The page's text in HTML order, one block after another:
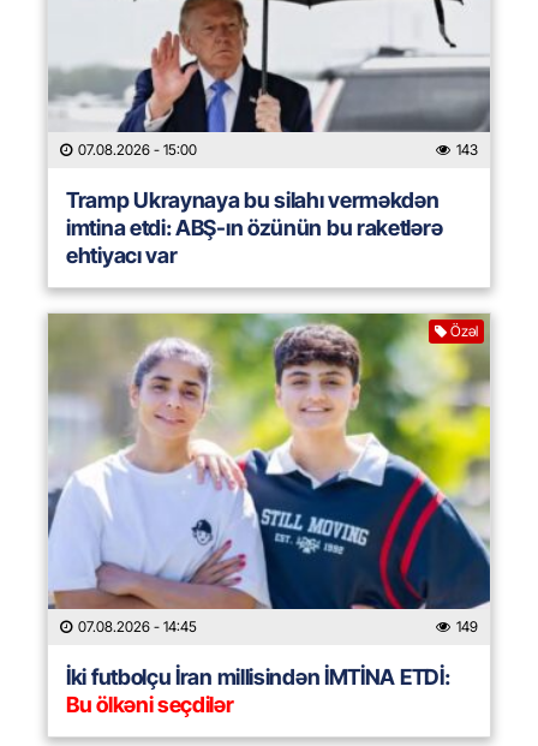
07.08.2026 - 15:00 143
Tramp Ukraynaya bu silahı verməkdən
imtina etdi: ABŞ-ın özünün bu raketlərə
ehtiyacı var
Özəl
07.08.2026 - 14:45 149
İki futbolçu İran millisindən İMTİNA ETDİ:
Bu ölkəni seçdilər